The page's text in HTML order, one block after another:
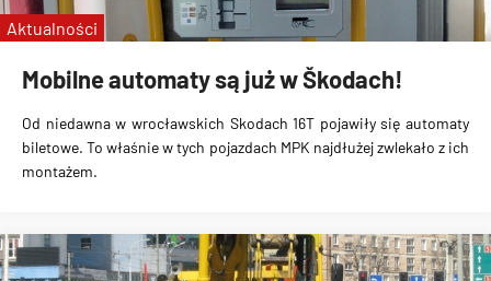
Mobilne automaty są już w Škodach!
Od niedawna w wrocławskich Skodach 16T pojawiły się automaty
biletowe. To właśnie w tych pojazdach MPK najdłużej zwlekało z ich
montażem.
Aktualności